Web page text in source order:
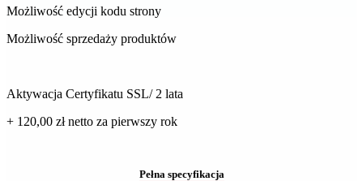
Możliwość edycji kodu strony
Możliwość sprzedaży produktów
Aktywacja Certyfikatu SSL/ 2 lata
+ 120,00 złnetto za pierwszy rok
Pełna specyfikacja